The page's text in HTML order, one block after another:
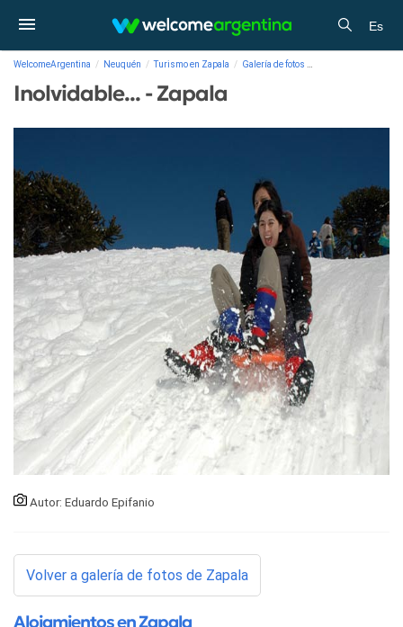
Es
WelcomeArgentina Neuquén Turismo en Zapala Galería de fotos
Inolvidable... - Zapala
Autor: Eduardo Epifanio
Volver a galería de fotos de Zapala
Alojamientos en Zapala